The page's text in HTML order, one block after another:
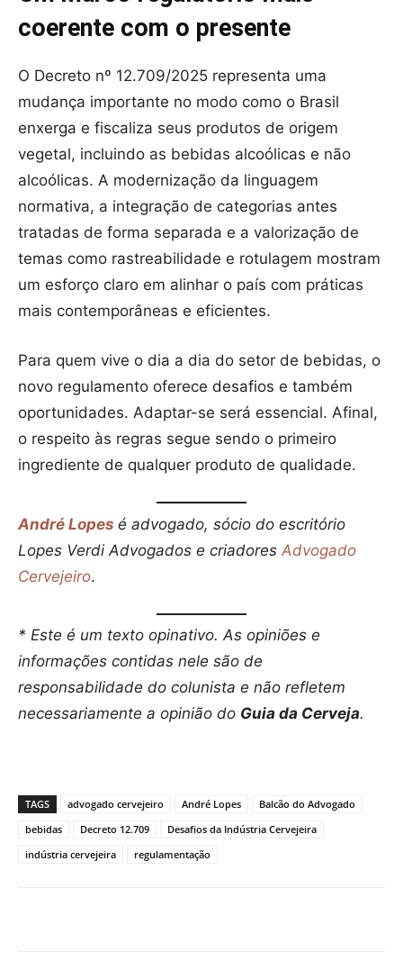
coerente com o presente
O Decreto nº 12.709/2025 representa uma
mudança importante no modo como o Brasil
enxerga e fiscaliza seus produtos de origem
vegetal, incluindo as bebidas alcoólicas e não
alcoólicas. A modernização da linguagem
normativa, a integração de categorias antes
tratadas de forma separada e a valorização de
temas como rastreabilidade e rotulagem mostram
um esforço claro em alinhar o país com práticas
mais contemporâneas e eficientes.
Para quem vive o dia a dia do setor de bebidas, o
novo regulamento oferece desafios e também
oportunidades. Adaptar-se será essencial. Afinal,
o respeito às regras segue sendo o primeiro
ingrediente de qualquer produto de qualidade.
André Lopes é advogado, sócio do escritório
Lopes Verdi Advogados e criadores Advogado
Cervejeiro.
* Este é um texto opinativo. As opiniões e
informações contidas nele são de
responsabilidade do colunista e não refletem
necessariamente a opinião do Guia da Cerveja.
TAGS advogado cervejeiro André Lopes
Balcão do Advogado
bebidas
Decreto 12.709
Desafios da Indústria Cervejeira
indústria cervejeira
regulamentação